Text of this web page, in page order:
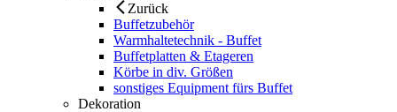
Zurück
Buffetzubehör
Warmhaltetechnik - Buffet
Buffetplatten & Etageren
Körbe in div. Größen
sonstiges Equipment fürs Buffet
Dekoration